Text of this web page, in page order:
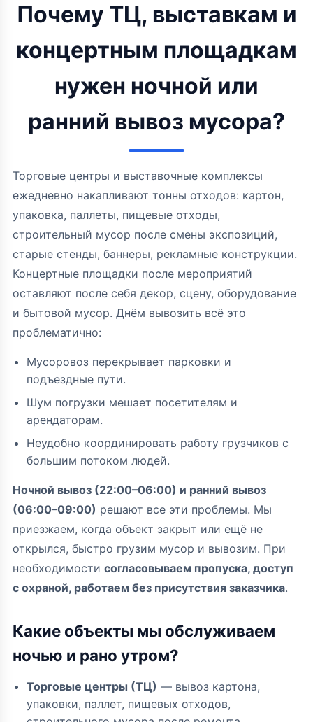
Почему ТЦ, выставкам и
концертным площадкам
нужен ночной или
ранний вывоз мусора?
Торговые центры и выставочные комплексы
ежедневно накапливают тонны отходов: картон,
упаковка, паллеты, пищевые отходы,
строительный мусор после смены экспозиций,
старые стенды, баннеры, рекламные конструкции.
Концертные площадки после мероприятий
оставляют после себя декор, сцену, оборудование
и бытовой мусор. Днём вывозить всё это
проблематично:
Мусоровоз перекрывает парковки и
подъездные пути.
Шум погрузки мешает посетителям и
арендаторам.
Неудобно координировать работу грузчиков с
большим потоком людей.
Ночной вывоз (22:00–06:00) и ранний вывоз
(06:00–09:00) решают все эти проблемы. Мы
приезжаем, когда объект закрыт или ещё не
открылся, быстро грузим мусор и вывозим. При
необходимости согласовываем пропуска, доступ
с охраной, работаем без присутствия заказчика.
Какие объекты мы обслуживаем
ночью и рано утром?
Торговые центры (ТЦ) — вывоз картона,
упаковки, паллет, пищевых отходов,